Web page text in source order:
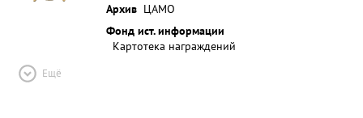
Архив ЦАМО
Фонд ист. информации
Картотека награждений
Ещё